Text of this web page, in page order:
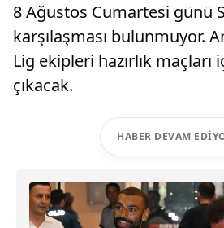
8 Ağustos Cumartesi günü
karşılaşması bulunmuyor.
Lig ekipleri hazırlık maçları
çıkacak.
HABER DEVAM